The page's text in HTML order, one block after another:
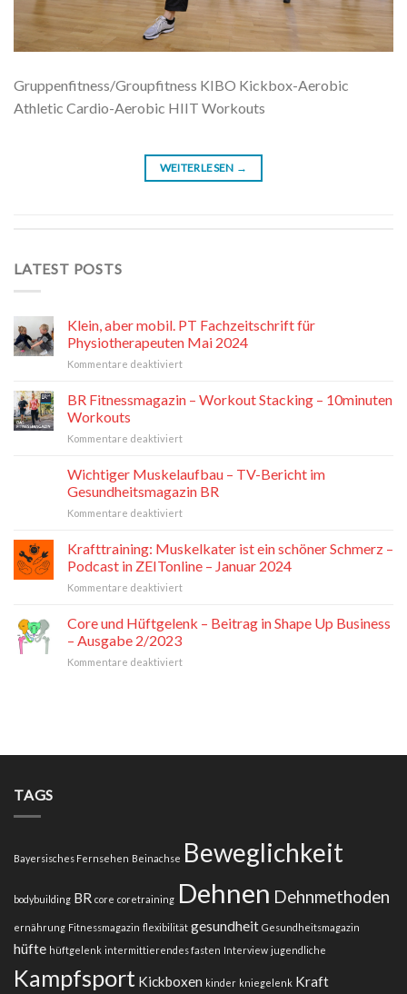
Gruppenfitness/Groupfitness KIBO Kickbox-Aerobic
Athletic Cardio-Aerobic HIIT Workouts
WEITERLESEN →
LATEST POSTS
Klein, aber mobil. PT Fachzeitschrift für
Physiotherapeuten Mai 2024
Kommentare deaktiviertfür
aber
mobil.
Fachzeitschrift
Physiotherapeuten
Mai
BR Fitnessmagazin – Workout Stacking – 10minuten
Workouts
Kommentare deaktiviertfür
Fitnessmagazin
–
Workout
Stacking
10minuten
Workouts
Wichtiger Muskelaufbau – TV-Bericht im
Gesundheitsmagazin BR
Kommentare deaktiviertfür
Muskelaufbau
–
TV-
Bericht
Gesundheitsmagazin
Krafttraining: Muskelkater ist ein schöner Schmerz –
Podcast in ZEITonline – Januar 2024
Kommentare deaktiviertfür
Muskelkater
ist
schöner
–
Core und Hüftgelenk – Beitrag in Shape Up Business
– Ausgabe 2/2023
Kommentare deaktiviertfür
in
2/2023
TAGS
Bayersisches Fernsehen Beinachse Beweglichkeit
bodybuilding BR core coretraining Dehnen Dehnmethoden
ernährung Fitnessmagazin flexibilität gesundheit Gesundheitsmagazin
hüfte hüftgelenk intermittierendes fasten Interview jugendliche
Kampfsport Kickboxen kinder kniegelenk Kraft